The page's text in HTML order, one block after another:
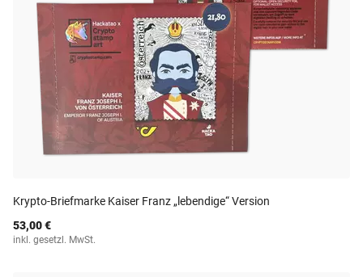
Krypto-Briefmarke Kaiser Franz „lebendige“ Version
53,00 €
inkl. gesetzl. MwSt.